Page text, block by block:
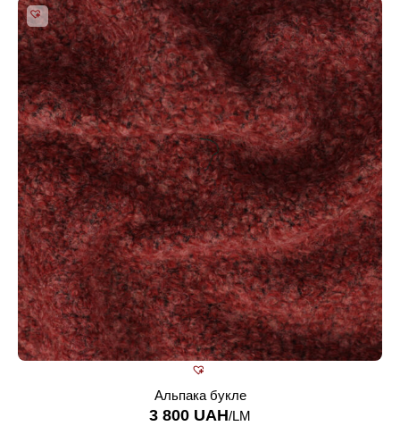
Альпака букле
3 800 UAH/LM